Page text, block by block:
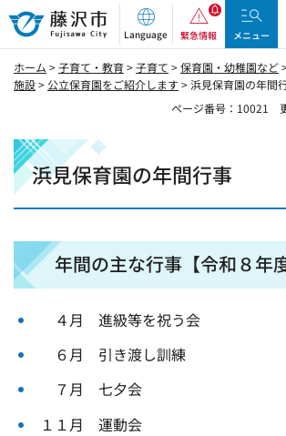
藤沢市
Language 緊急情報 メニュー
ホーム >子育て・教育>子育て >保育園・幼稚園など
施設>公立保育園をご紹介します> 浜見保育園の年間
ページ番号：10021
浜見保育園の年間行事
年間の主な行事【令和８年度
４月 進級等を祝う会
６月 引き渡し訓練
７月 七夕会
１１月 運動会